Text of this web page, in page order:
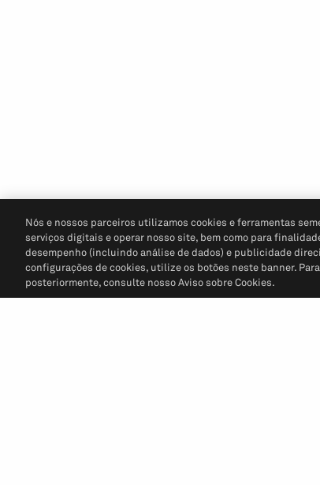
Nós e nossos parceiros utilizamos cookies e ferramentas
serviços digitais e operar nosso site, bem como para
desempenho (incluindo análise de dados) e publicidade
configurações de cookies, utilize os botões neste banner.
posteriormente, consulte nosso Aviso sobre Cookies.